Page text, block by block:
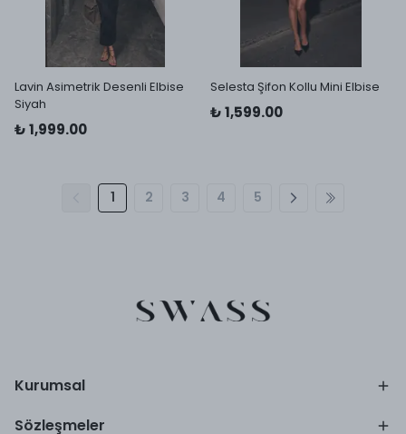
Lavin Asimetrik Desenli Elbise
Siyah
₺ 1,999.00
Selesta Şifon Kollu Mini Elbise
₺ 1,599.00
1 2 3 4 5
Kurumsal
Sözleşmeler